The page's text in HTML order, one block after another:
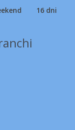
16 dni